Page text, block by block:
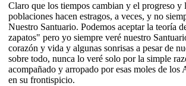
Claro que los tiempos cambian y el progreso y
poblaciones hacen estragos, a veces, y no
Nuestro Santuario. Podemos aceptar la teoría
zapatos" pero yo siempre veré nuestro
corazón y vida y algunas sonrisas a pesar de
sobre todo, nunca lo veré solo por la simple
acompañado y arropado por esas moles de los
en su frontispicio.